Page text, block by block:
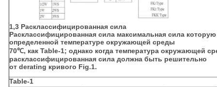
1,3 Расклассифицированная сила
Расклассифицированная сила максимальная сила
определенной температуре окружающей среды
70℃, как Table-1; однако когда температура окружающей
расклассифицированная сила должна быть решительно
от derating кривого Fig.1.
Table-1